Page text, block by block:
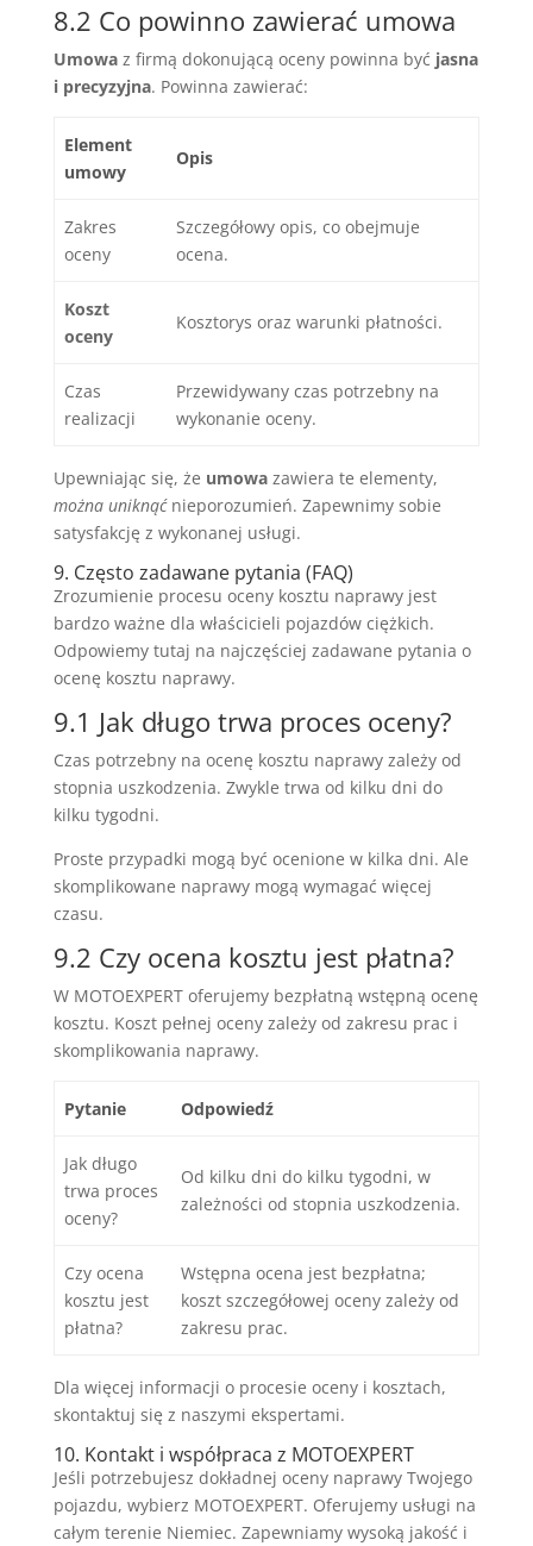
8.2 Co powinno zawierać umowa
Umowaz firmą dokonującą oceny powinna być jasna
i precyzyjna. Powinna zawierać:
Element
umowy
Opis
Zakres
oceny
Szczegółowy opis, co obejmuje
ocena.
Koszt
oceny
Kosztorys oraz warunki płatności.
Czas
realizacji
Przewidywany czas potrzebny na
wykonanie oceny.
Upewniając się, że umowazawiera te elementy,
można uniknąćnieporozumień. Zapewnimy sobie
satysfakcję z wykonanej usługi.
9. Często zadawane pytania (FAQ)
Zrozumienie procesu oceny kosztu naprawy jest
bardzo ważne dla właścicieli pojazdów ciężkich.
Odpowiemy tutaj na najczęściej zadawane pytania o
ocenę kosztu naprawy.
9.1 Jak długo trwa proces oceny?
Czas potrzebny na ocenę kosztu naprawy zależy od
stopnia uszkodzenia. Zwykle trwa od kilku dni do
kilku tygodni.
Proste przypadki mogą być ocenione w kilka dni. Ale
skomplikowane naprawy mogą wymagać więcej
czasu.
9.2 Czy ocena kosztu jest płatna?
W MOTOEXPERT oferujemy bezpłatną wstępną ocenę
kosztu. Koszt pełnej oceny zależy od zakresu prac i
skomplikowania naprawy.
Pytanie Odpowiedź
Jak długo
trwa proces
oceny?
Od kilku dni do kilku tygodni, w
zależności od stopnia uszkodzenia.
Czy ocena
kosztu jest
płatna?
Wstępna ocena jest bezpłatna;
koszt szczegółowej oceny zależy od
zakresu prac.
Dla więcej informacji o procesie oceny i kosztach,
skontaktuj się z naszymi ekspertami.
10. Kontakt i współpraca z MOTOEXPERT
Jeśli potrzebujesz dokładnej oceny naprawy Twojego
pojazdu, wybierz MOTOEXPERT. Oferujemy usługi na
całym terenie Niemiec. Zapewniamy wysoką jakość i